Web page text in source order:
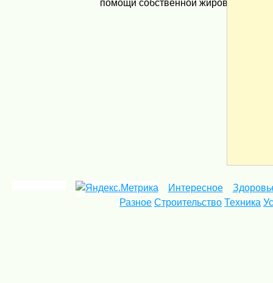
помощи собственной жировой ткани
Интересное
Разное Строительство Техника